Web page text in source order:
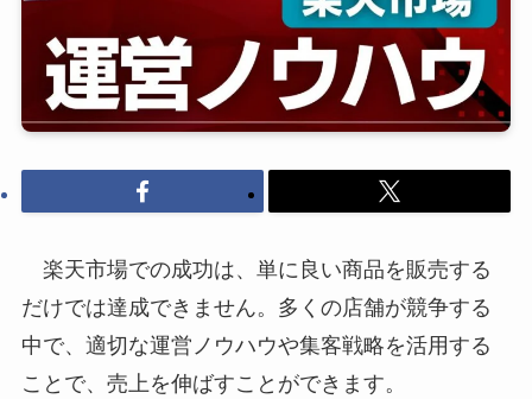
楽天市場での成功は、単に良い商品を販売する
だけでは達成できません。多くの店舗が競争する
中で、適切な運営ノウハウや集客戦略を活用する
ことで、売上を伸ばすことができます。